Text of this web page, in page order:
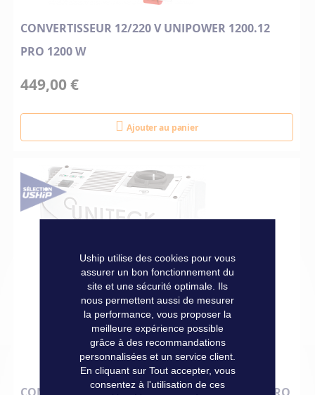
CONVERTISSEUR 12/220 V UNIPOWER 1200.12
PRO 1200 W
449,00 €
Ajouter au panier
Uship utilise des cookies pour vous
assurer un bon fonctionnement du
site et une sécurité optimale. Ils
nous permettent aussi de mesurer
la performance, vous proposer la
meilleure expérience possible
grâce à des recommandations
personnalisées et un service client.
En cliquant sur Tout accepter, vous
consentez à l'utilisation de ces